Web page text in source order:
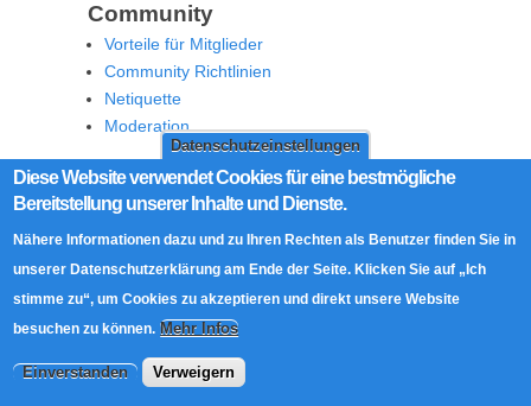
Datenschutzeinstellungen
Diese Website verwendet Cookies für eine bestmögliche
Bereitstellung unserer Inhalte und Dienste.
Nähere Informationen dazu und zu Ihren Rechten als Benutzer finden Sie in
unserer Datenschutzerklärung am Ende der Seite. Klicken Sie auf „Ich
stimme zu“, um Cookies zu akzeptieren und direkt unsere Website
besuchen zu können. Mehr Infos
Einverstanden Verweigern
Community
Vorteile für Mitglieder
Community Richtlinien
Netiquette
Moderation
Werbung
Affiliate Offenlegung
Werben Sie auf MoW
Social Media
RSS Feed
Facebook
Twitter